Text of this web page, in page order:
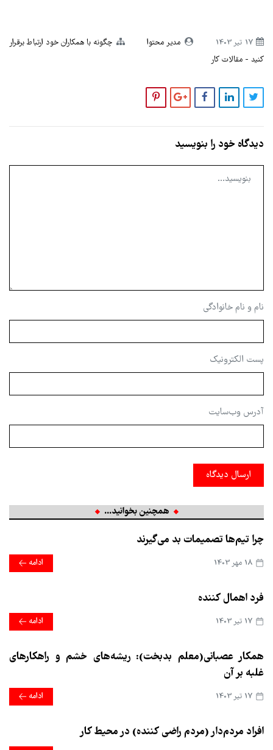
17 تير 1403 مدیر محتوا
چگونه با همکاران خود ارتباط برقرار
کنید
مقالات کار
دیدگاه خود را بنویسید
نام و نام خانوادگی
پست الکترونیک
آدرس وب‌سایت
ارسال دیدگاه
همچنین بخوانید...
چرا تیم‌ها تصمیمات بد می‌گیرند
ادامه
فرد اهمال کننده
ادامه
همکار عصبانی(معلم بدبخت): ریشه‌های خشم و راهکارهای
غلبه بر آن
ادامه
افراد مردم‌دار (مردم راضی کننده) در محیط کار